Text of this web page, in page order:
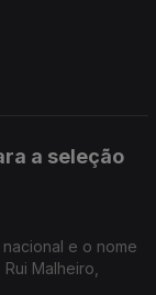
a seleção
e o nome
Malheiro,